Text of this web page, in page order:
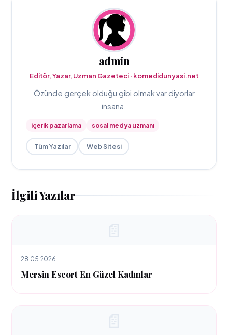
admin
Editör, Yazar, Uzman Gazeteci · komedidunyasi.net
Özünde gerçek olduğu gibi olmak var diyorlar
insana.
içerik pazarlama sosal medya uzmanı
Tüm Yazılar Web Sitesi
İlgili Yazılar
28.05.2026
Mersin Escort En Güzel Kadınlar